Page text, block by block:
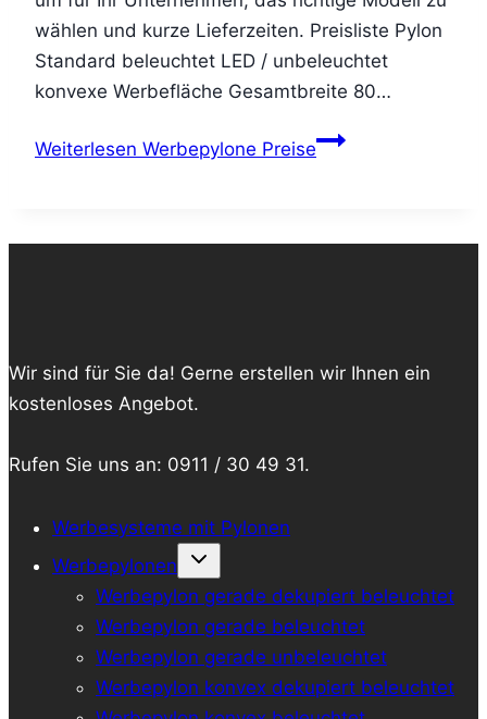
wählen und kurze Lieferzeiten. Preisliste Pylon
Standard beleuchtet LED / unbeleuchtet
konvexe Werbefläche Gesamtbreite 80…
Weiterlesen Werbepylone Preise
Wir sind für Sie da! Gerne erstellen wir Ihnen ein
kostenloses Angebot.
Rufen Sie uns an: 0911 / 30 49 31.
Werbesysteme mit Pylonen
Werbepylonen
Werbepylon gerade dekupiert beleuchtet
Werbepylon gerade beleuchtet
Werbepylon gerade unbeleuchtet
Werbepylon konvex dekupiert beleuchtet